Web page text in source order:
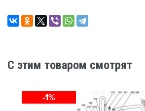
C этим товаром смотрят
-1%